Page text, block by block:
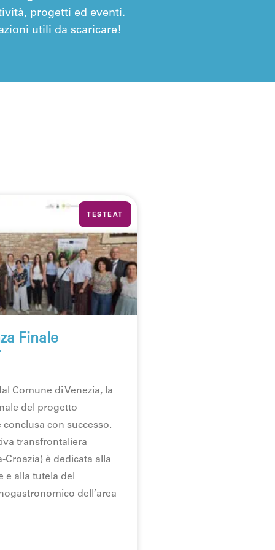
progetti ed eventi.
utili da scaricare!
TESTEAT
Finale
Comune di Venezia, la
del progetto
conclusa con successo.
transfrontaliera
Croazia) è dedicata alla
e alla tutela del
dell’area